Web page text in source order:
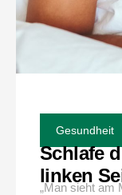
Gesundheit
Schlafe
linken
„Man sieht am